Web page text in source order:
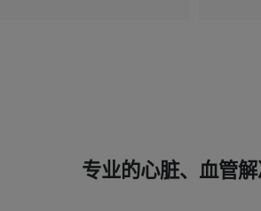
专业的心脏、血管